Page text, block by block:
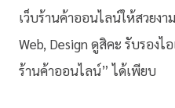
เว็บร้านค้าออนไลน์ให้สวยงา
Web, Design ดูสิคะ รับรอง
ร้านค้าออนไลน์” ได้เพียบ